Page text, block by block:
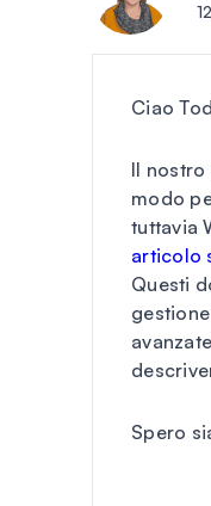
Ciao
Il nostro
modo
tuttavia
articolo
Questi
Spero